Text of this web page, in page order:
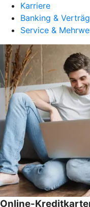
Karriere
Banking &
Service &
Online-